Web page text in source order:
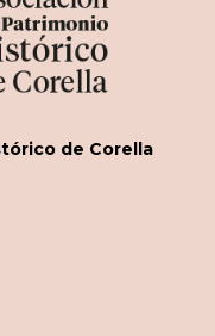
de Corella